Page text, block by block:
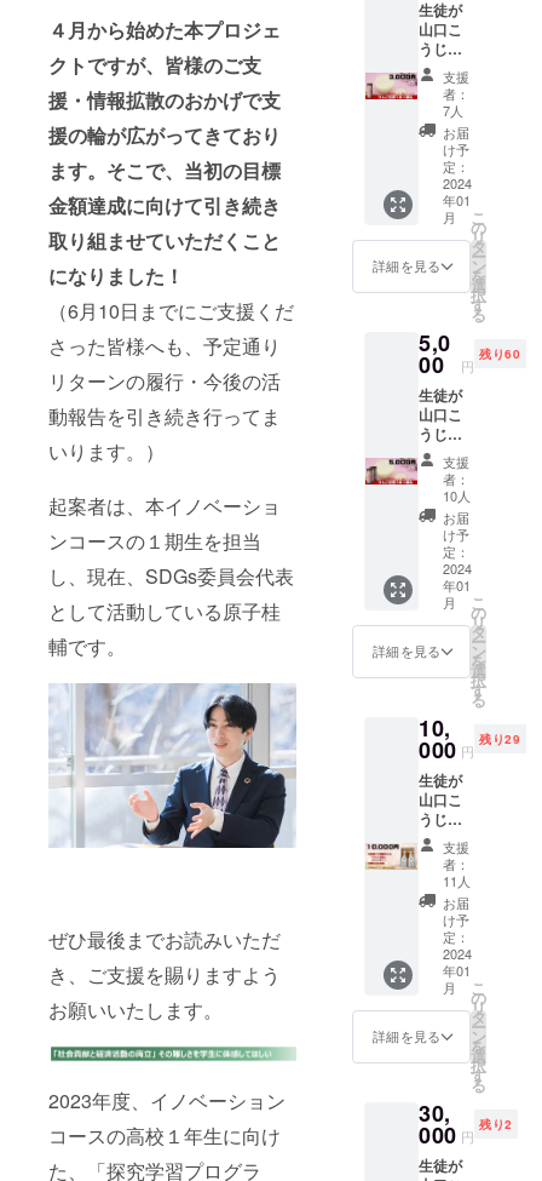
４月から始めた本プロジェ
クトですが、皆様のご支
援・情報拡散のおかげで支
援の輪が広がってきており
ます。そこで、当初の目標
金額達成に向けて引き続き
取り組ませていただくこと
になりました！
（6月10日までにご支援くだ
さった皆様へも、予定通り
リターンの履行・今後の活
動報告を引き続き行ってま
いります。）
起案者は、本イノベーショ
ンコースの１期生を担当
し、現在、SDGs委員会代表
として活動している原子桂
輔です。
ぜひ最後までお読みいただ
き、ご支援を賜りますよう
お願いいたします。
2023年度、イノベーション
コースの高校１年生に向け
た、「探究学習プログラ
わせくださ
生徒が
山口こ
うじ店
と共同
開発し
た「り
んご甘
酒」
（140m
l）１本
と、支
援への
御礼
メッ
セージ
をお届
す。 ＜
りんご
甘酒＞
原材
料：米
麹（福
島県産
米）、
りんご
（福島
県産）
アレル
ギー表
示 りん
支援
者：
7人
お届
け予
定：
2024
年01
月
詳細を見る
こ
の
リ
タ
ー
ン
を
選
択
す
る
5,0
00 円
残り60
生徒が
山口こ
うじ店
と共同
開発し
た「り
んご甘
酒」
（140m
l）３本
と、支
援への
御礼
メッ
セージ
をお届
す。 ＜
りんご
甘酒＞
原材
料：米
麹（福
島県産
米）、
りんご
（福島
県産）
アレル
ギー表
示 りん
支援
者：
10人
お届
け予
定：
2024
年01
月
詳細を見る
こ
の
リ
タ
ー
ン
を
選
択
す
る
10,
000 円
残り29
生徒が
山口こ
うじ店
と共同
開発し
た「り
んご甘
酒」
を、東
京立正
高等学
校の校
章入り
特製ボ
トル
（300m
に入れ
たもの
と、支
援への
支援
者：
11人
お届
け予
定：
2024
年01
月
詳細を見る
こ
の
リ
タ
ー
ン
を
選
択
す
る
30,
000 円
残り2
生徒が